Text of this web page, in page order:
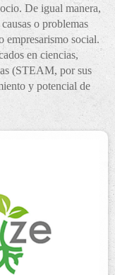
De igual manera,
o problemas
empresarismo social.
en ciencias,
(STEAM, por sus
y potencial de